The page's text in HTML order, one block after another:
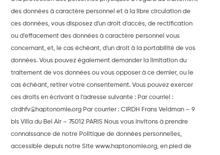
des données à caractère personnel et à la libre circulation de
ces données, vous disposez d'un droit d'accès, de rectification
ou d'effacement des données à caractère personnel vous
concernant, et, le cas échéant, d'un droit à la portabilité de vos
données. Vous pouvez également demander la limitation du
traitement de vos données ou vous opposer à ce dernier, ou le
cas échéant, retirer votre consentement. Vous pouvez exercer
ces droits en écrivant à l’adresse suivante : Par courriel :
cirdhfv@haptonomie.org Par courrier : CIRDH Frans Veldman – 9
bis Villa du Bel Air – 75012 PARIS Nous vous invitons à prendre
connaissance de notre Politique de données personnelles,
accessible depuis notre Site www.haptonomie.org, en pied de